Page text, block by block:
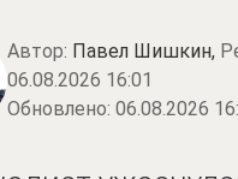
Автор: Павел Шишкин,
06.08.2026 16:01
Обновлено: 06.08.2026